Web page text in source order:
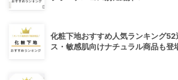
化粧下地おすすめ人気ランキング52
ス・敏感肌向けナチュラル商品も登